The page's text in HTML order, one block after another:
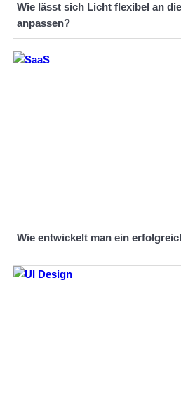
Wie lässt sich Licht flexibel an
anpassen?
Wie entwickelt man ein